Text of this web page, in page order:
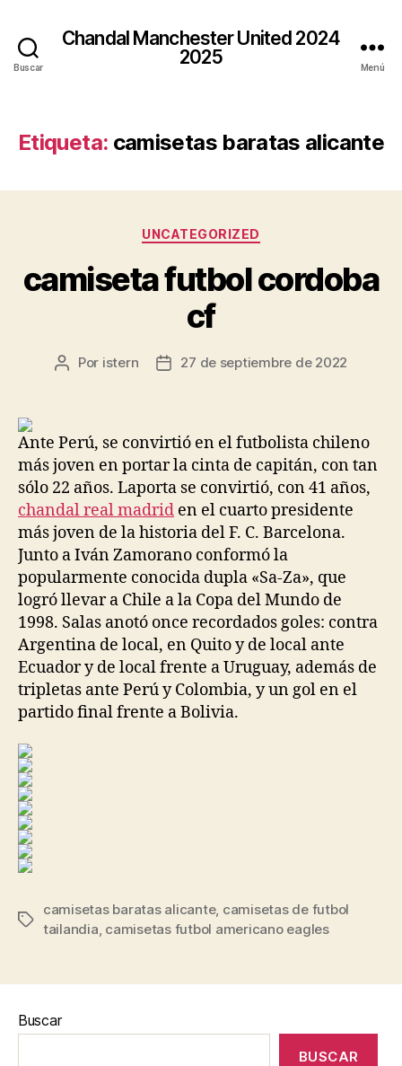
Buscar
Chandal Manchester United 2024
2025
Menú
Etiqueta: camisetas baratas alicante
Categorías
UNCATEGORIZED
camiseta futbol cordoba
cf
Autor
Por istern
Fecha27 de septiembre de 2022
Ante Perú, se convirtió en el futbolista chileno
más joven en portar la cinta de capitán, con tan
sólo 22 años. Laporta se convirtió, con 41 años,
chandal real madrid en el cuarto presidente
más joven de la historia del F. C. Barcelona.
Junto a Iván Zamorano conformó la
popularmente conocida dupla «Sa-Za», que
logró llevar a Chile a la Copa del Mundo de
1998. Salas anotó once recordados goles: contra
Argentina de local, en Quito y de local ante
Ecuador y de local frente a Uruguay, además de
tripletas ante Perú y Colombia, y un gol en el
partido final frente a Bolivia.
Etiquetas
camisetas baratas alicante, camisetas de futbol
tailandia, camisetas futbol americano eagles
Buscar
BUSCAR